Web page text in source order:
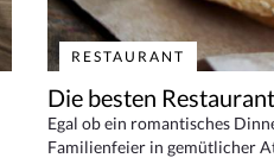
RESTAURANT
Die besten
Egal ob ein romantisches
Familienfeier in gemütlicher